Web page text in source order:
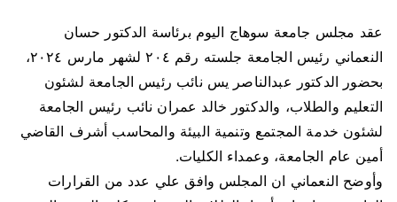
عقد مجلس جامعة سوهاج اليوم برئاسة الدكتور حسان
النعماني رئيس الجامعة جلسته رقم ٢٠٤ لشهر مارس ٢٠٢٤،
بحضور الدكتور عبدالناصر يس نائب رئيس الجامعة لشئون
التعليم والطلاب، والدكتور خالد عمران نائب رئيس الجامعة
لشئون خدمة المجتمع وتنمية البيئة والمحاسب أشرف القاضي
أمين عام الجامعة، وعمداء الكليات.
وأوضح النعماني ان المجلس وافق علي عدد من القرارات